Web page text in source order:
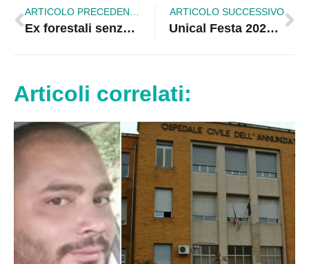
ARTICOLO PRECEDENTE
Ex forestali senza TFR in Calabria, Baldino (M5S): “Regione istituisca Fondo di garanzia”
ARTICOLO SUCCESSIVO
Unical Festa 2025: oltre un mese di eventi tra musica, sport e cultura della donazione
Articoli correlati: